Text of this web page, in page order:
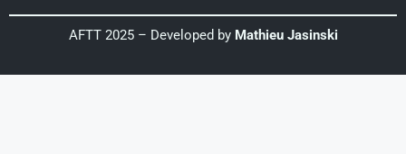
AFTT 2025 – Developed by Mathieu Jasinski